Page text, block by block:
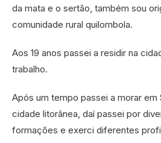
da mata e o sertão, também sou
comunidade rural quilombola.
Aos 19 anos passei a residir na
trabalho.
Após um tempo passei a morar em
cidade litorânea, daí passei por
formações e exerci diferentes